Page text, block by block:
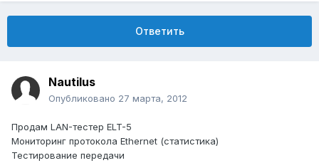
Ответить
Nautilus
Опубликовано 27 марта, 2012
Продам LAN-тестер ELT-5
Мониторинг протокола Ethernet (статистика)
Тестирование передачи